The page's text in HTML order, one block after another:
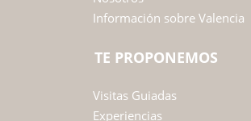
Información sobre Valencia
TE PROPONEMOS
Visitas Guiadas
Experiencias